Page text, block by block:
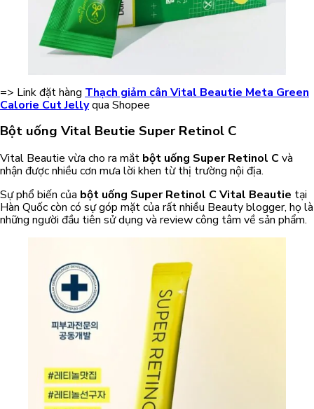
=> Link đặt hàng Thạch giảm cân Vital Beautie Meta Green
Calorie Cut Jellyqua Shopee
Bột uống Vital Beutie Super Retinol C
Vital Beautie vừa cho ra mắt bột uống Super Retinol Cvà
nhận được nhiều cơn mưa lời khen từ thị trường nội địa.
Sự phổ biến của bột uống Super Retinol C Vital Beautie tại
Hàn Quốc còn có sự góp mặt của rất nhiều Beauty blogger, họ là
những người đầu tiên sử dụng và review công tâm về sản phẩm.